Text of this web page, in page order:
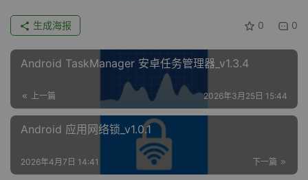
0 0
生成海报
Android TaskManager 安卓任务管理器_v1.3.4
上一篇 2026年3月25日 15:44
Android 应用网络锁_v1.0.1
下一篇
2026年4月7日 14:41